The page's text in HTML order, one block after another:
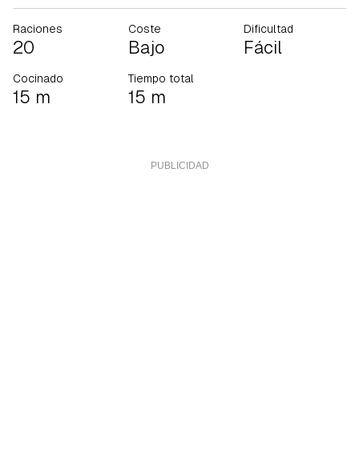
Raciones
20
Coste
Bajo
Dificultad
Fácil
Cocinado
15 m
Tiempo total
15 m